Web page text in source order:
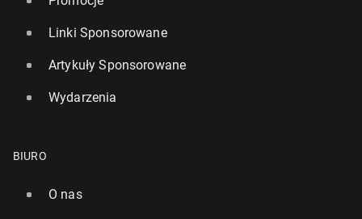
Linki Sponsorowane
Artykuły Sponsorowane
Wydarzenia
BIURO
O nas